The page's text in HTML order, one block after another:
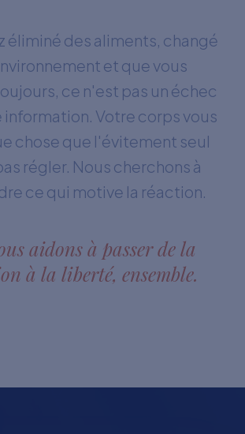
éliminé des aliments, changé
et que vous
ce n'est pas un échec
Votre corps vous
chose que l'évitement seul
régler. Nous cherchons à
ce qui motive la réaction.
aidons à passer de la
à la liberté, ensemble.